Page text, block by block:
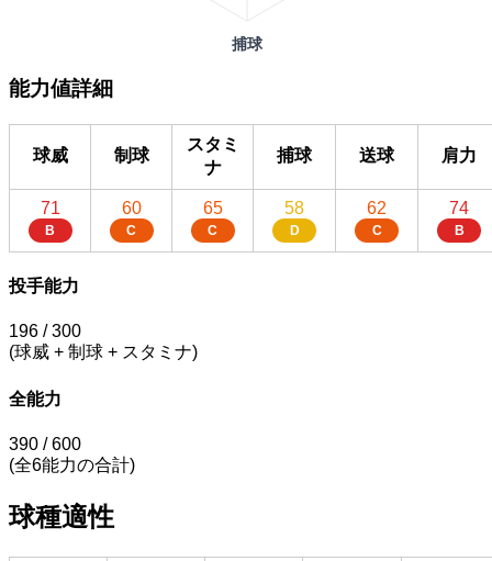
能力値詳細
球威 制球
スタミ
ナ
捕球 送球 肩力
71
B
60
C
65
C
58
D
62
C
74
B
投手能力
196 / 300
(球威 + 制球 + スタミナ)
全能力
390 / 600
(全6能力の合計)
球種適性